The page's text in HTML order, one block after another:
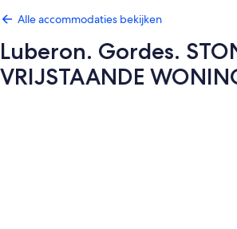
Alle accommodaties bekijken
Luberon. Gordes.
VRIJSTAANDE